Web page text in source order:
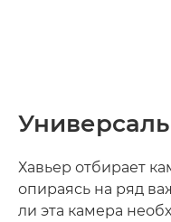
Хавьер отбирает
опираясь на ряд
ли эта камера